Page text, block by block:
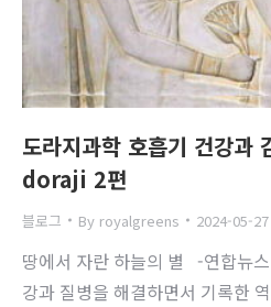
도라지과학 호흡기 건강과
doraji 2편
블로그 By royalgreens 2024-05-27
땅에서 자란 하늘의 별 -연합뉴
강과 질병을 해결하면서 기록한